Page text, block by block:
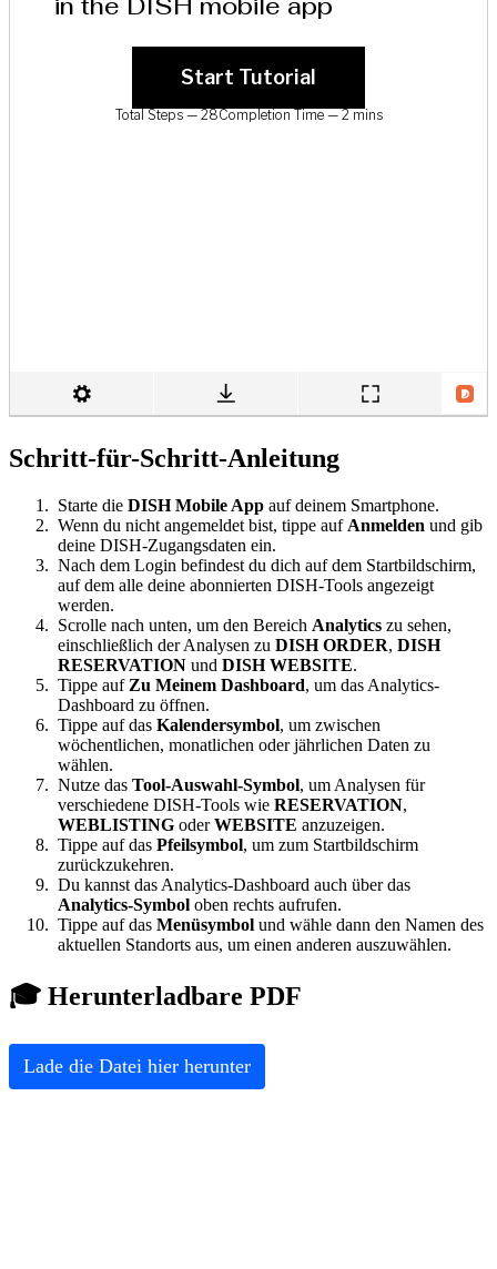
Schritt-für-Schritt-Anleitung
Starte die DISH Mobile App auf deinem Smartphone.
Wenn du nicht angemeldet bist, tippe auf Anmelden und gib
deine DISH-Zugangsdaten ein.
Nach dem Login befindest du dich auf dem Startbildschirm,
auf dem alle deine abonnierten DISH-Tools angezeigt
werden.
Scrolle nach unten, um den Bereich Analytics zu sehen,
einschließlich der Analysen zu DISH ORDER, DISH
RESERVATION und DISH WEBSITE.
Tippe auf Zu Meinem Dashboard, um das Analytics-
Dashboard zu öffnen.
Tippe auf das Kalendersymbol, um zwischen
wöchentlichen, monatlichen oder jährlichen Daten zu
wählen.
Nutze das Tool-Auswahl-Symbol, um Analysen für
verschiedene DISH-Tools wie RESERVATION,
WEBLISTING oderWEBSITE anzuzeigen.
Tippe auf das Pfeilsymbol, um zum Startbildschirm
zurückzukehren.
Du kannst das Analytics-Dashboard auch über das
Analytics-Symbol oben rechts aufrufen.
Tippe auf das Menüsymbol und wähle dann den Namen des
aktuellen Standorts aus, um einen anderen auszuwählen.
🎓 Herunterladbare PDF
Lade die Datei hier herunter